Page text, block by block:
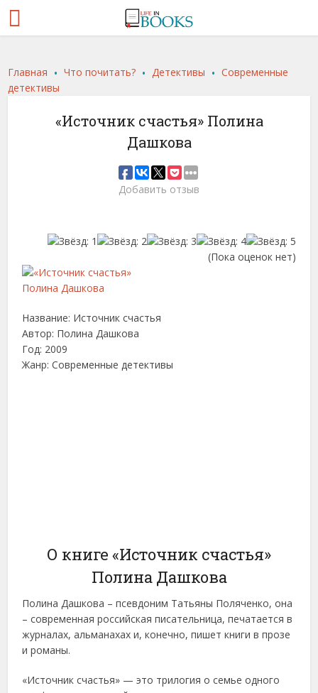
Главная .Что почитать? . Детективы .Современные
детективы
«Источник счастья» Полина
Дашкова
Добавить отзыв
(Пока оценок нет)
Название: Источник счастья
Автор: Полина Дашкова
Год: 2009
Жанр: Современные детективы
О книге «Источник счастья»
Полина Дашкова
Полина Дашкова – псевдоним Татьяны Поляченко, она
– современная российская писательница, печатается в
журналах, альманахах и, конечно, пишет книги в прозе
и романы.
«Источник счастья» — это трилогия о семье одного